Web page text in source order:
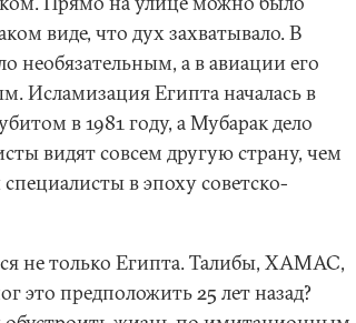
виде, что дух захватывало. В
необязательным, а в авиации его
Исламизация Египта началась в
в 1981 году, а Мубарак дело
видят совсем другую страну, чем
в эпоху советско-
не только Египта. Талибы, ХАМАС,
это предположить 25 лет назад?